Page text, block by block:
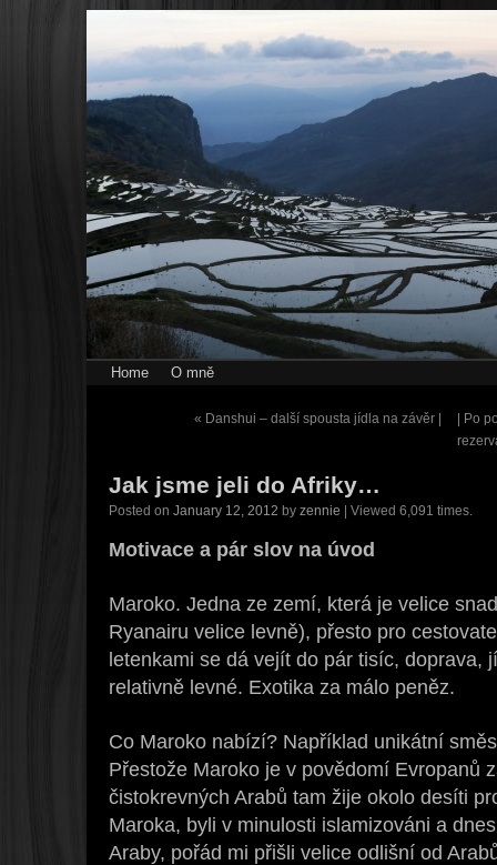
Home O mně
« Danshui – další spousta jídla na závěr |
| Po
Jak jsme jeli do Afriky…
Posted on January 12, 2012 by zennie | Viewed 6,091 times.
Motivace a pár slov na úvod
Maroko. Jedna ze zemí, která je velice
Ryanairu velice levně), přesto pro
letenkami se dá vejít do pár tisíc, doprava,
relativně levné. Exotika za málo peněz.
Co Maroko nabízí? Například unikátní
Přestože Maroko je v povědomí Evropanů
čistokrevných Arabů tam žije okolo desíti
Maroka, byli v minulosti islamizováni a
Araby, pořád mi přišli velice odlišní od